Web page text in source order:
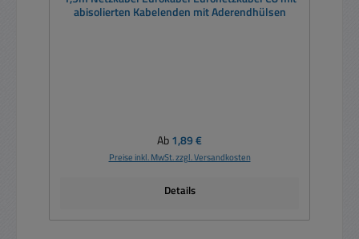
abisolierten Kabelenden mit Aderendhülsen
Regulärer Preis:
Ab1,89 €
Preise inkl. MwSt. zzgl. Versandkosten
Details